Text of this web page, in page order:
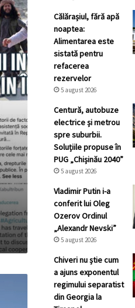
Călărașiul, fără apă
noaptea:
Alimentarea este
sistată pentru
refacerea
rezervelor
5 august 2026
Centură, autobuze
electrice și metrou
spre suburbii.
Soluțiile propuse în
PUG „Chișinău 2040”
5 august 2026
Vladimir Putin i-a
conferit lui Oleg
Ozerov Ordinul
„Alexandr Nevski”
5 august 2026
Chiveri nu știe cum
a ajuns exponentul
regimului separatist
din Georgia la